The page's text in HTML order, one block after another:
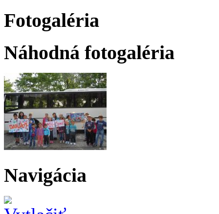
Fotogaléria
Náhodná fotogaléria
Navigácia